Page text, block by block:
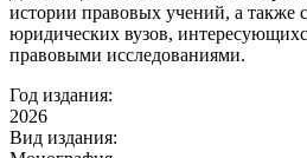
истории правовых учений, а также
юридических вузов,
правовыми исследованиями.
Год издания:
2026
Вид издания: